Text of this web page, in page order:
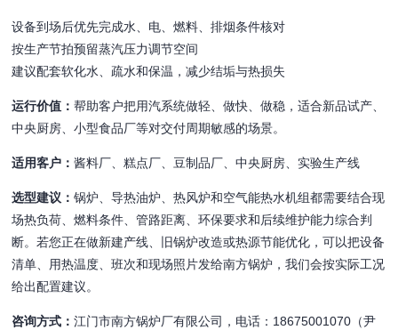
设备到场后优先完成水、电、燃料、排烟条件核对
按生产节拍预留蒸汽压力调节空间
建议配套软化水、疏水和保温，减少结垢与热损失
运行价值：帮助客户把用汽系统做轻、做快、做稳，适合新品试产、
中央厨房、小型食品厂等对交付周期敏感的场景。
适用客户：酱料厂、糕点厂、豆制品厂、中央厨房、实验生产线
选型建议：锅炉、导热油炉、热风炉和空气能热水机组都需要结合现
场热负荷、燃料条件、管路距离、环保要求和后续维护能力综合判
断。若您正在做新建产线、旧锅炉改造或热源节能优化，可以把设备
清单、用热温度、班次和现场照片发给南方锅炉，我们会按实际工况
给出配置建议。
咨询方式：江门市南方锅炉厂有限公司，电话：18675001070（尹